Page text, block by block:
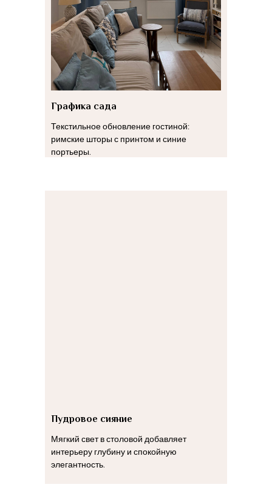
Графика сада
Текстильное обновление гостиной:
римские шторы с принтом и синие
портьеры.
Пудровое сияние
Мягкий свет в столовой добавляет
интерьеру глубину и спокойную
элегантность.